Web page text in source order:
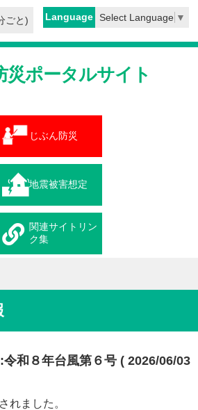
ごと) Language Select Language ▼
災ポータルサイト
じぶん防災
地震被害想定
関連サイトリン
ク集
和８年台風第６号 ( 2026/06/03
れました。